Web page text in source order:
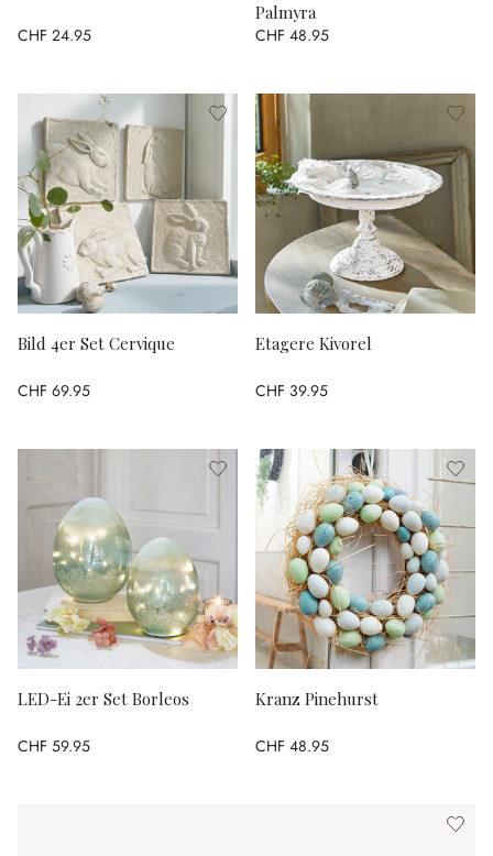
CHF 24.95
Palmyra
CHF 48.95
Bild 4er Set Cervique
CHF 69.95
Etagere Kivorel
CHF 39.95
LED-Ei 2er Set Borleos
CHF 59.95
Kranz Pinehurst
CHF 48.95